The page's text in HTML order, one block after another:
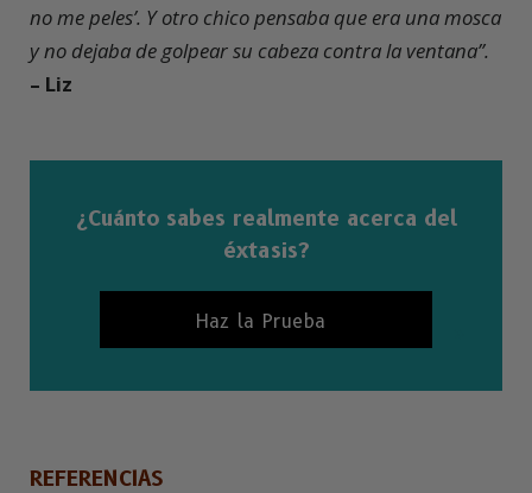
no me peles’. Y otro chico pensaba que era una mosca
y no dejaba de golpear su cabeza contra la ventana”.
– Liz
¿Cuánto sabes realmente acerca del
éxtasis?
Haz la Prueba
REFERENCIAS